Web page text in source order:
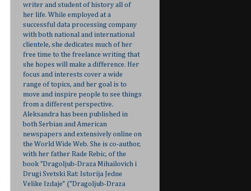
writer and student of history all of
her life. While employed at a
successful data processing company
with both national and international
clientele, she dedicates much of her
free time to the freelance writing that
she hopes will make a difference. Her
focus and interests cover a wide
range of topics, and her goal is to
move and inspire people to see things
from a different perspective.
Aleksandra has been published in
both Serbian and American
newspapers and extensively online on
the World Wide Web. She is co-author,
with her father Rade Rebic, of the
book “Dragoljub-Draza Mihailovich i
Drugi Svetski Rat: Istorija Jedne
Velike Izdaje” (“Dragoljub-Draza